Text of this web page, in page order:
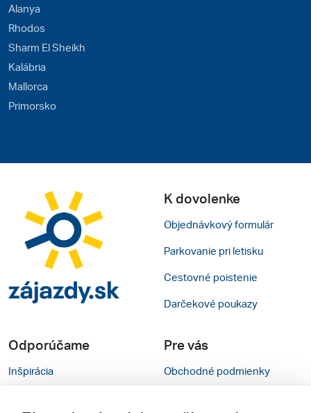
Alanya
Rhodos
Sharm El Sheikh
Kalábria
Mallorca
Primorsko
K dovolenke
Objednávkový formulár
Parkovanie pri letisku
Cestovné poistenie
Darčekové poukazy
Odporúčame
Inšpirácia
Pre vás
Obchodné podmienky